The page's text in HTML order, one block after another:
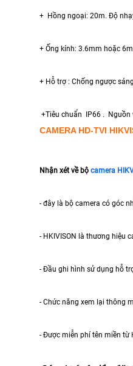
+ Hồng ngoại: 20m. Độ
+ Ống kính: 3.6mm hoặc
+ Hỗ trợ : Chống ngược
+Tiêu chuẩn IP66 . Nguồn
CAMERA HD-TVI
Nhận xét về bộ camera
- đây là bộ camera có góc
- HKIVISON là thương hiệu
- Đầu ghi hình sử dụng hỗ
- Chức năng xem lại thông
- Được miễn phí tên miền từ